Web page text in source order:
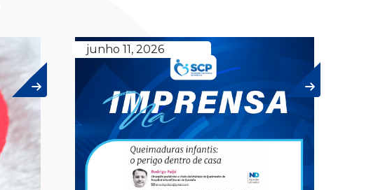
junho 11, 2026